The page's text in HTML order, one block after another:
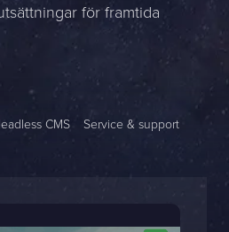
för framtida
CMS
Service & support